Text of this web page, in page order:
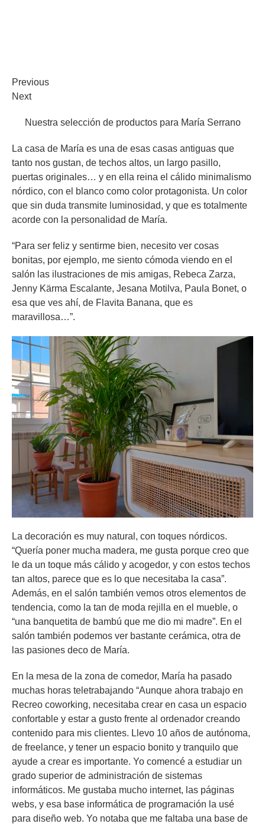
Previous
Next
Nuestra selección de productos para María Serrano
La casa de María es una de esas casas antiguas que
tanto nos gustan, de techos altos, un largo pasillo,
puertas originales… y en ella reina el cálido minimalismo
nórdico, con el blanco como color protagonista. Un color
que sin duda transmite luminosidad, y que es totalmente
acorde con la personalidad de María.
“Para ser feliz y sentirme bien, necesito ver cosas
bonitas, por ejemplo, me siento cómoda viendo en el
salón las ilustraciones de mis amigas, Rebeca Zarza,
Jenny Kärma Escalante, Jesana Motilva, Paula Bonet, o
esa que ves ahí, de Flavita Banana, que es
maravillosa…”.
La decoración es muy natural, con toques nórdicos.
“Quería poner mucha madera, me gusta porque creo que
le da un toque más cálido y acogedor, y con estos techos
tan altos, parece que es lo que necesitaba la casa”.
Además, en el salón también vemos otros elementos de
tendencia, como la tan de moda rejilla en el mueble, o
“una banquetita de bambú que me dio mi madre”. En el
salón también podemos ver bastante cerámica, otra de
las pasiones deco de María.
En la mesa de la zona de comedor, María ha pasado
muchas horas teletrabajando “Aunque ahora trabajo en
Recreo coworking, necesitaba crear en casa un espacio
confortable y estar a gusto frente al ordenador creando
contenido para mis clientes. Llevo 10 años de autónoma,
de freelance, y tener un espacio bonito y tranquilo que
ayude a crear es importante. Yo comencé a estudiar un
grado superior de administración de sistemas
informáticos. Me gustaba mucho internet, las páginas
webs, y esa base informática de programación la usé
para diseño web. Yo notaba que me faltaba una base de